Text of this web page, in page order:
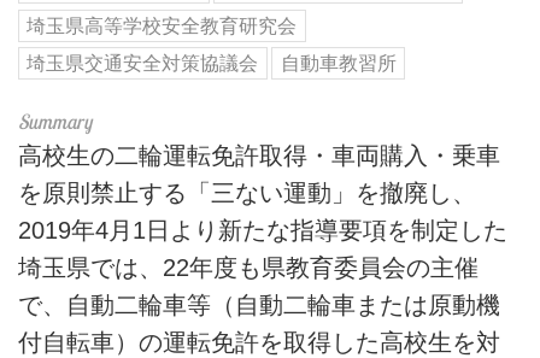
埼玉県高等学校安全教育研究会
埼玉県交通安全対策協議会
自動車教習所
高校生の二輪運転免許取得・車両購入・乗車
を原則禁止する「三ない運動」を撤廃し、
2019年4月1日より新たな指導要項を制定した
埼玉県では、22年度も県教育委員会の主催
で、自動二輪車等（自動二輪車または原動機
付自転車）の運転免許を取得した高校生を対